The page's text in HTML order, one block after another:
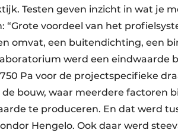
Testen geven inzicht in wat je
“Grote voordeel van het
omvat, een buitendichting, een
werd een eindwaarde
Pa voor de projectspecifieke
bouw, waar meerdere factoren
te produceren. En dat werd
Hengelo. Ook daar werd